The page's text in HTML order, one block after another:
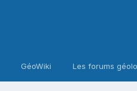
GéoWiki Les forums